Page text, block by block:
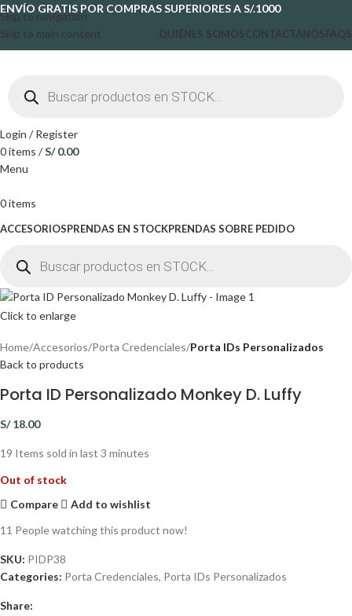
Skip to navigation
Skip to main content
ENVÍO GRATIS POR COMPRAS SUPERIORES A S/.1000
QUIÉNES SOMOSCONTÁCTANOSFAQS
Login / Register
0items /S/0.00
Menu
0items
ACCESORIOSPRENDAS EN STOCKPRENDAS SOBRE PEDIDO
Click to enlarge
Home Accesorios Porta Credenciales Porta IDs Personalizados
Back to products
Porta ID Personalizado Monkey D. Luffy
S/18.00
19 Items sold in last 3 minutes
Out of stock
Compare
Add to wishlist
11 People watching this product now!
SKU: PIDP38
Categories: Porta Credenciales, Porta IDs Personalizados
Share: